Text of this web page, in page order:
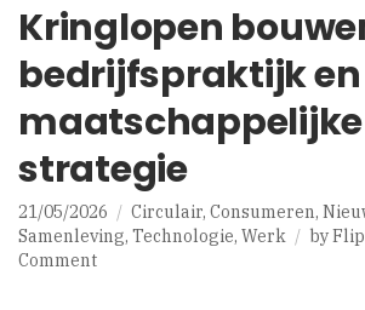
Kringlopen
bedrijfspraktijk en
maatschappelijke
strategie
21/05/2026 Circulair, Consumeren,
Samenleving, Technologie, Werk byFlip
Commenton